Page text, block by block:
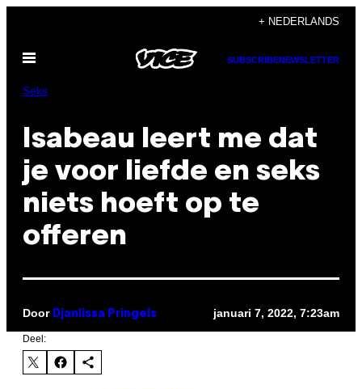
de
inhoud
+ NEDERLANDS
Open
SUBSCRIBENEWSLETTER
Seks
Isabeau leert me dat
je voor liefde en seks
niets hoeft op te
offeren
Door Djanlissa Pringels januari 7, 2022, 7:23am
Deel: